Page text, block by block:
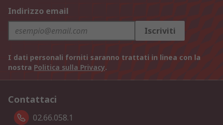
Indirizzo email
Iscriviti
I dati personali forniti saranno trattati in linea con la
nostra Politica sulla Privacy.
Contattaci
02.66.058.1